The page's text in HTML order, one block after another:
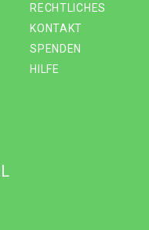
RECHTLICHES
KONTAKT
SPENDEN
HILFE